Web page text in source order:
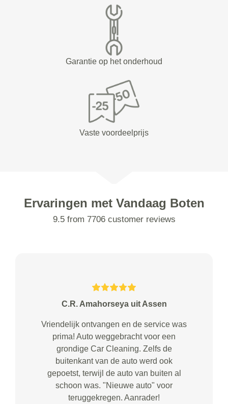
Garantie op het onderhoud
Vaste voordeelprijs
Ervaringen met Vandaag Boten
9.5 from 7706 customer reviews
C.R. Amahorseya uit Assen
Vriendelijk ontvangen en de service was
prima! Auto weggebracht voor een
grondige Car Cleaning. Zelfs de
buitenkant van de auto werd ook
gepoetst, terwijl de auto van buiten al
schoon was. "Nieuwe auto" voor
teruggekregen. Aanrader!